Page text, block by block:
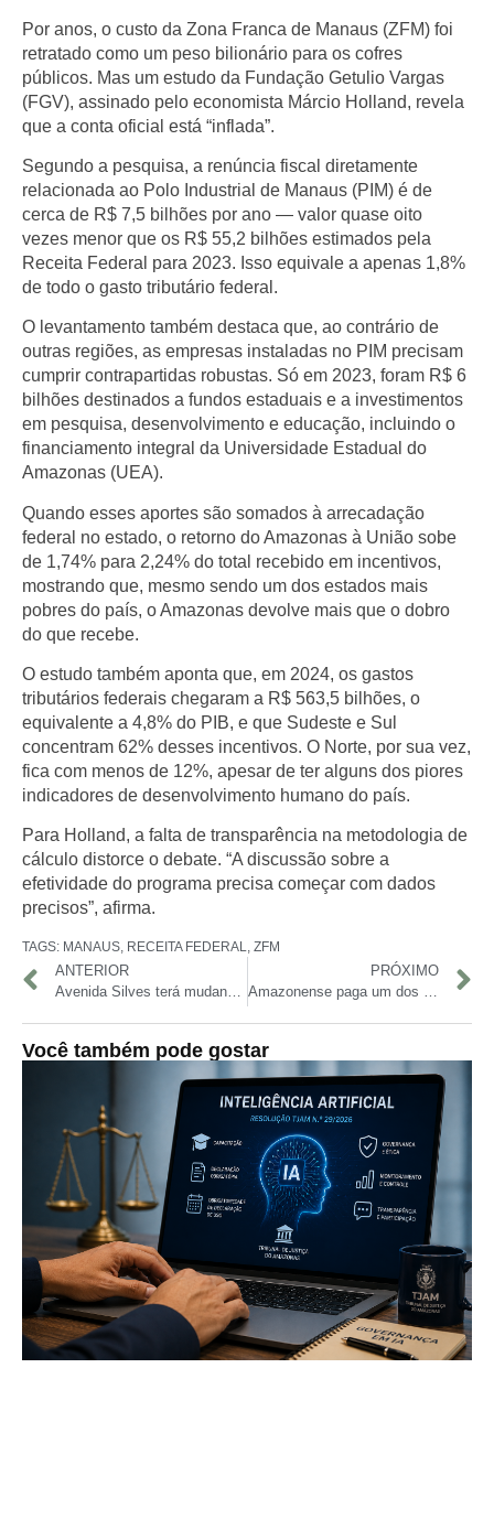
Por anos, o custo da Zona Franca de Manaus (ZFM) foi
retratado como um peso bilionário para os cofres
públicos. Mas um estudo da Fundação Getulio Vargas
(FGV), assinado pelo economista Márcio Holland, revela
que a conta oficial está “inflada”.
Segundo a pesquisa, a renúncia fiscal diretamente
relacionada ao Polo Industrial de Manaus (PIM) é de
cerca de R$ 7,5 bilhões por ano — valor quase oito
vezes menor que os R$ 55,2 bilhões estimados pela
Receita Federal para 2023. Isso equivale a apenas 1,8%
de todo o gasto tributário federal.
O levantamento também destaca que, ao contrário de
outras regiões, as empresas instaladas no PIM precisam
cumprir contrapartidas robustas. Só em 2023, foram R$ 6
bilhões destinados a fundos estaduais e a investimentos
em pesquisa, desenvolvimento e educação, incluindo o
financiamento integral da Universidade Estadual do
Amazonas (UEA).
Quando esses aportes são somados à arrecadação
federal no estado, o retorno do Amazonas à União sobe
de 1,74% para 2,24% do total recebido em incentivos,
mostrando que, mesmo sendo um dos estados mais
pobres do país, o Amazonas devolve mais que o dobro
do que recebe.
O estudo também aponta que, em 2024, os gastos
tributários federais chegaram a R$ 563,5 bilhões, o
equivalente a 4,8% do PIB, e que Sudeste e Sul
concentram 62% desses incentivos. O Norte, por sua vez,
fica com menos de 12%, apesar de ter alguns dos piores
indicadores de desenvolvimento humano do país.
Para Holland, a falta de transparência na metodologia de
cálculo distorce o debate. “A discussão sobre a
efetividade do programa precisa começar com dados
precisos”, afirma.
TAGS: MANAUS, RECEITA FEDERAL, ZFM
ANTERIOR
Avenida Silves terá mudança no itinerário a partir deste sábado, anuncia Prefeitura de Manaus
PRÓXIMO
Amazonense paga um dos menores preços do país para instalar energia solar em casa
Você também pode gostar